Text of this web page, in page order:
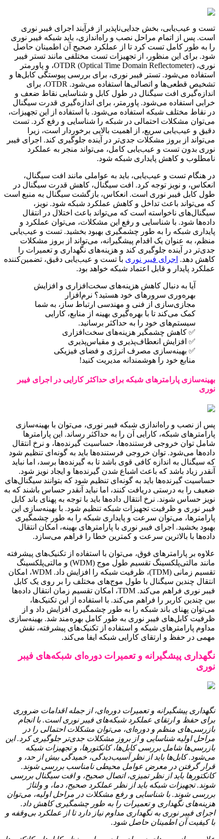
تست و عیب‌یابی، بخش جدایی‌ناپذیر از فرآیند اجرای فیبر نوری
است. پس از اتمام مراحل نصب و راه‌اندازی، باید شبکه فیبر نوری
را به طور کامل تست کرد تا از عملکرد صحیح آن اطمینان حاصل
شود. برای این منظور، از تجهیزات تست مختلفی مانند تستر فیبر
نوری، OTDR (Optical Time Domain Reflectometer)، و پاورمتر
استفاده می‌شود. تستر فیبر نوری، برای بررسی پیوستگی کابل‌ها و
تشخیص قطعی‌ها و اتصالی‌ها استفاده می‌شود. OTDR، برای
اندازه‌گیری افت سیگنال در طول کابل و شناسایی نقاط ضعف و
خرابی استفاده می‌شود. پاورمتر، برای اندازه‌گیری قدرت سیگنال
در نقاط مختلف شبکه استفاده می‌شود. با استفاده از این تجهیزات،
می‌توان مشکلات احتمالی در شبکه را شناسایی و رفع کرد. تست
دقیق و عیب‌یابی سریع، از اهمیت بالایی برخوردار است، زیرا
می‌تواند از بروز مشکلات جدی‌تر در آینده جلوگیری کند. اجرای فیبر
نوری بدون تست و عیب‌یابی کامل، می‌تواند منجر به عملکرد
نامطلوب و کاهش پایداری شبکه شود.
در هنگام تست و عیب‌یابی، باید به عواملی مانند افت سیگنال،
انعکاس، و نویز توجه کرد. افت سیگنال، کاهش قدرت سیگنال در
طول کابل فیبر نوری است. انعکاس، بازگشت سیگنال به منبع است
که می‌تواند باعث تداخل و کاهش عملکرد شبکه شود. نویز،
سیگنال‌های ناخواسته است که می‌تواند باعث اختلال در انتقال
داده‌ها شود. با شناسایی و رفع این مشکلات، می‌توان عملکرد و
پایداری شبکه را به طور چشمگیری بهبود بخشید. تست و عیب‌یابی
منظم، به عنوان یک اقدام پیشگیرانه، می‌تواند از بروز مشکلات
جدی‌تر در آینده جلوگیری کند و هزینه‌های نگهداری و تعمیرات را
کاهش دهد. اجرای فیبر نوری با تست و عیب‌یابی دقیق، تضمین‌کننده
عملکرد پایدار و قابل اعتماد شبکه خواهد بود.
آیا به دنبال کاهش هزینه‌های سخت‌افزاری و افزایش
بهره‌وری سرورهای خود هستید؟ نرم‌افزار
مجازی‌سازی از فنی و مهندسی ارتباط ساز، به شما
کمک می‌کند تا با بهره‌گیری بهینه از منابع، کارایی
سیستم‌های خود را به حداکثر برسانید.
✅ کاهش چشمگیر هزینه‌های سخت‌افزاری
✅ افزایش انعطاف‌پذیری و مقیاس‌پذیری
✅ بهینه‌سازی مصرف انرژی و فضای فیزیکی
منابع خود را هوشمندانه مدیریت کنید!
بهینه‌سازی پارامترهای شبکه برای حداکثر کارایی در اجرای فیبر
نوری
پس از نصب و راه‌اندازی شبکه فیبر نوری، می‌توان با بهینه‌سازی
پارامترهای شبکه، کارایی آن را به حداکثر رساند. این پارامترها
شامل توان خروجی فرستنده‌ها، حساسیت گیرنده‌ها، و نرخ انتقال
داده‌ها می‌شود. توان خروجی فرستنده‌ها باید به گونه‌ای تنظیم شود
که سیگنال به اندازه کافی قوی باشد تا به گیرنده‌ها برسد، اما نباید
آنقدر زیاد باشد که باعث اشباع شدن گیرنده‌ها و ایجاد نویز شود.
حساسیت گیرنده‌ها باید به گونه‌ای تنظیم شود که بتوانند سیگنال‌های
ضعیف را به درستی دریافت کنند، اما نباید آنقدر حساس باشند که به
نویز حساس شوند. نرخ انتقال داده‌ها باید با توجه به پهنای باند کابل
فیبر نوری و ظرفیت تجهیزات شبکه تنظیم شود. با بهینه‌سازی این
پارامترها، می‌توان سرعت و پایداری شبکه را به طور چشمگیری
بهبود بخشید. اجرای فیبر نوری با پارامترهای بهینه، امکان انتقال
داده‌ها با بالاترین سرعت و کمترین خطا را فراهم می‌سازد.
علاوه بر پارامترهای فوق، می‌توان با استفاده از تکنیک‌های پیشرفته
مانند مالتی‌پلکسینگ تقسیم طول موج (WDM) و مالتی‌پلکسینگ
تقسیم زمانی (TDM)، ظرفیت شبکه را افزایش داد. WDM، امکان
انتقال چندین سیگنال با طول موج‌های مختلف را بر روی یک کابل
فیبر نوری فراهم می‌کند. TDM، امکان تقسیم زمان انتقال داده‌ها
بین چندین کاربر را فراهم می‌کند. با استفاده از این تکنیک‌ها،
می‌توان پهنای باند شبکه را به طور چشمگیری افزایش داد و از
ظرفیت کابل‌های فیبر نوری به طور کامل بهره‌مند شد. بهینه‌سازی
مداوم پارامترهای شبکه و استفاده از تکنیک‌های پیشرفته، نقش
مهمی در حفظ و ارتقای کارایی شبکه ایفا می‌کند.
نگهداری پیشگیرانه و تعمیرات دوره‌ای شبکه‌های فیبر
نوری
نگهداری پیشگیرانه و تعمیرات دوره‌ای، از جمله اقدامات ضروری
برای حفظ و ارتقای عملکرد شبکه‌های فیبر نوری است. با انجام
بازرسی‌های منظم و دوره‌ای، می‌توان مشکلات احتمالی را در
مراحل اولیه شناسایی و از بروز مشکلات جدی‌تر جلوگیری کرد. این
بازرسی‌ها شامل بررسی کابل‌ها، کانکتورها، و تجهیزات شبکه
می‌شود. کابل‌ها باید از نظر آسیب‌دیدگی، خمیدگی بیش از حد، و
قرار گرفتن در معرض عوامل محیطی نامناسب بررسی شوند.
کانکتورها باید از نظر تمیزی، اتصال صحیح، و افت سیگنال بررسی
شوند. تجهیزات شبکه باید از نظر عملکرد صحیح، دما، و ولتاژ
بررسی شوند. با شناسایی و رفع مشکلات در مراحل اولیه، می‌توان
هزینه‌های نگهداری و تعمیرات را به طور چشمگیری کاهش داد.
اجرای فیبر نوری به نگهداری مداوم نیاز دارد تا از عملکرد بی‌وقفه و
با کیفیت آن اطمینان حاصل شود.